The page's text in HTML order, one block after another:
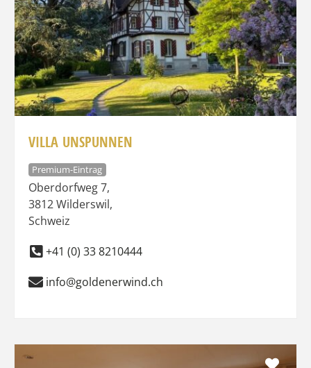
VILLA UNSPUNNEN
Premium-Eintrag
Oberdorfweg 7,
3812Wilderswil,
Schweiz
+41 (0) 33 8210444
info@goldenerwind.ch